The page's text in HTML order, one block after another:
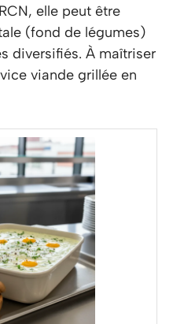
elle peut être
(fond de légumes)
diversifiés. À maîtriser
viande grillée en